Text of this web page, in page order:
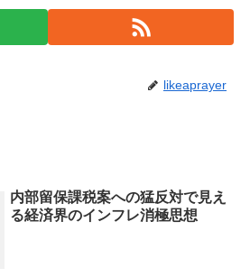
likeaprayer
内部留保課税案への猛反対で見え
る経済界のインフレ消極思想